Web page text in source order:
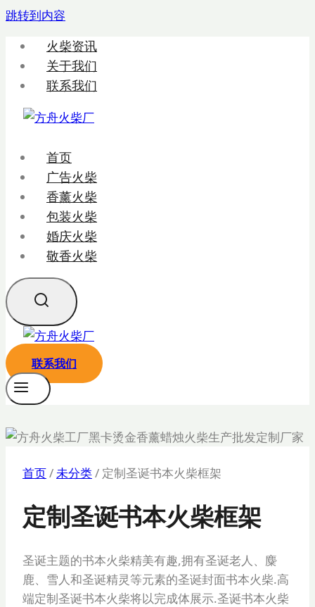
跳转到内容
火柴资讯
关于我们
联系我们
首页
广告火柴
香薰火柴
包装火柴
婚庆火柴
敬香火柴
联系我们
首页/未分类/ 定制圣诞书本火柴框架
定制圣诞书本火柴框架
圣诞主题的书本火柴精美有趣,拥有圣诞老人、麋
鹿、雪人和圣诞精灵等元素的圣诞封面书本火柴.高
端定制圣诞书本火柴将以完成体展示.圣诞书本火柴